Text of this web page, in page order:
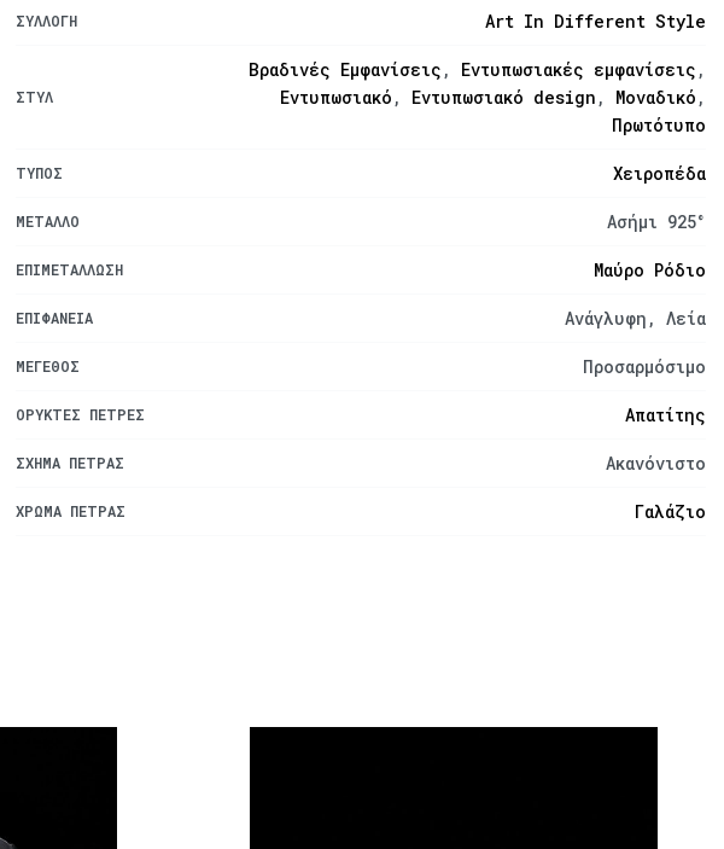
ΣΥΛΛΟΓΉ Art In Different Style
ΣΤΥΛ
Βραδινές Εμφανίσεις , Εντυπωσιακές εμφανίσεις ,
Εντυπωσιακό , Εντυπωσιακό design , Μοναδικό ,
Πρωτότυπο
ΤΎΠΟΣ Χειροπέδα
ΜΈΤΑΛΛΟ Ασήμι 925°
ΕΠΙΜΕΤΆΛΛΩΣΗ Μαύρο Ρόδιο
ΕΠΙΦΆΝΕΙΑ Ανάγλυφη, Λεία
ΜΈΓΕΘΟΣ Προσαρμόσιμο
ΟΡΥΚΤΈΣ ΠΈΤΡΕΣ Απατίτης
ΣΧΉΜΑ ΠΈΤΡΑΣ Ακανόνιστο
ΧΡΏΜΑ ΠΈΤΡΑΣ Γαλάζιο